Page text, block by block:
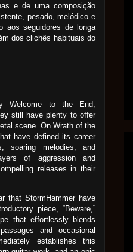
e de uma composição
pesado, melódico e
aos seguidores de longa
dos clichês habituais do
Welcome to the End,
still have plenty to offer
scene. On Wrath of the
have defined its career
soaring melodies, and
of aggression and
releases in their
that StormHammer have
piece, “Beware,”
that effortlessly blends
and occasional
establishes this